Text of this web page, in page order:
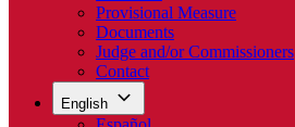
Provisional Measure
Documents
Judge and/or Commissioners
Contact
English